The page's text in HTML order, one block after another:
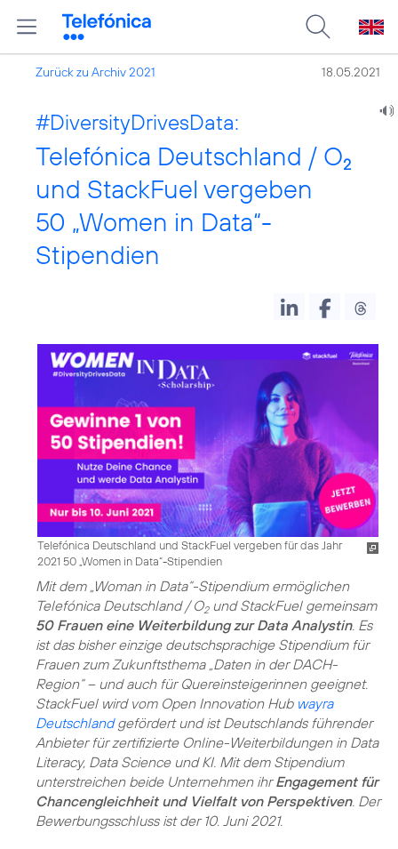
Zurück zu Archiv 2021 18.05.2021
#DiversityDrivesData:
Telefónica Deutschland / O2
und StackFuel vergeben
50 „Women in Data“-
Stipendien
Telefónica Deutschland und StackFuel vergeben für das Jahr
2021 50 „Women in Data“-Stipendien
Mit dem „Woman in Data“-Stipendium ermöglichen
Telefónica Deutschland / O2und StackFuel gemeinsam
50 Frauen eine Weiterbildung zur Data Analystin. Es
ist das bisher einzige deutschsprachige Stipendium für
Frauen zum Zukunftsthema „Daten in der DACH-
Region“ – und auch für Quereinsteigerinnen geeignet.
StackFuel wird vom Open Innovation Hub wayra
Deutschlandgefördert und ist Deutschlands führender
Anbieter für zertifizierte Online-Weiterbildungen in Data
Literacy, Data Science und KI. Mit dem Stipendium
unterstreichen beide Unternehmen ihrEngagement für
Chancengleichheit und Vielfalt von Perspektiven. Der
Bewerbungsschluss ist der 10. Juni 2021.